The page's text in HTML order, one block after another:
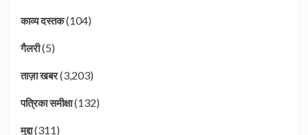
काव्य दस्तक(104)
गैलरी(5)
ताज़ा खबर(3,203)
पत्रिका समीक्षा(132)
मुद्दा(311)